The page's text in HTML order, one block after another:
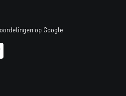
op Google